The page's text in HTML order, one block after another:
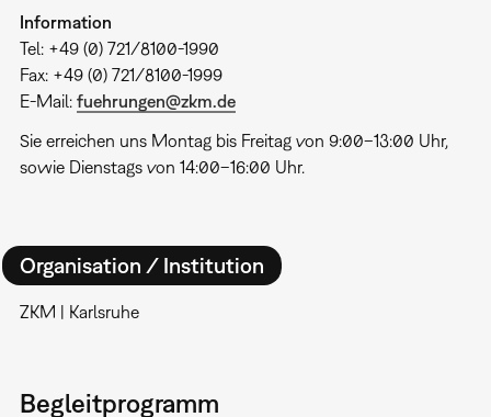
Information
Tel: +49 (0) 721/8100-1990
Fax: +49 (0) 721/8100-1999
E-Mail: fuehrungen@zkm.de
Sie erreichen uns Montag bis Freitag von 9:00–13:00 Uhr,
sowie Dienstags von 14:00–16:00 Uhr.
Organisation / Institution
ZKM | Karlsruhe
Begleitprogramm